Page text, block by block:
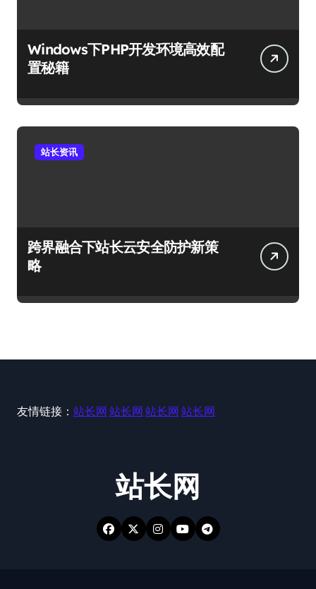
Windows下PHP开发环境高效配
置秘籍
站长资讯
跨界融合下站长云安全防护新策
略
友情链接： 站长网 站长网 站长网 站长网
站长网